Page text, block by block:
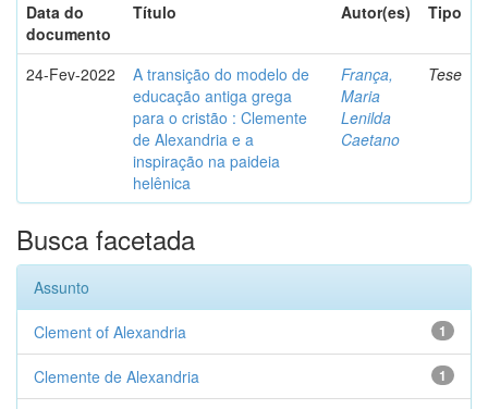
Data do
documento
Título Autor(es) Tipo
24-Fev-2022
A transição do modelo de
educação antiga grega
para o cristão : Clemente
de Alexandria e a
inspiração na paideia
helênica
França,
Maria
Lenilda
Caetano
Tese
Busca facetada
Assunto
1
Clement of Alexandria
1
Clemente de Alexandria